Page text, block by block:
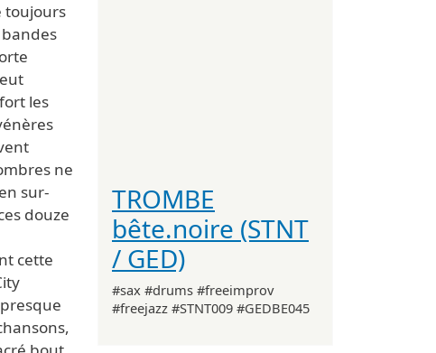
toujours
les
ne
sur-
douze
cette
TROMBE
bête.noire (STNT
/ GED)
#sax #drums #freeimprov
#freejazz #STNT009 #GEDBE045